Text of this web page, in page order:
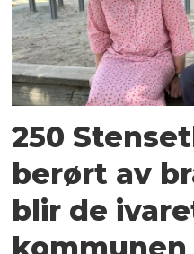
250
berørt av
blir de